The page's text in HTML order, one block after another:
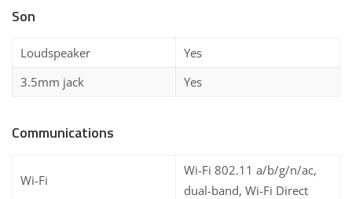
Son
Loudspeaker
Yes
3.5mm jack
Yes
Communications
Wi-Fi
Wi-Fi 802.11 a/b/g/n/ac,
dual-band, Wi-Fi Direct